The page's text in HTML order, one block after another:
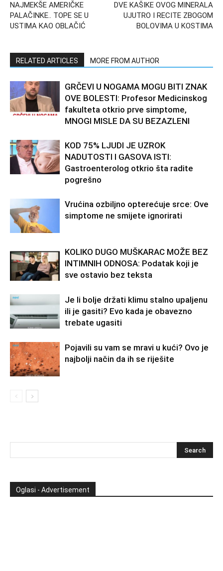
NAJMEKŠE AMERIČKE
PALAČINKE.. TOPE SE U
USTIMA KAO OBLAČIĆ
DVE KAŠIKE OVOG MINERALA
UJUTRO I RECITE ZBOGOM
BOLOVIMA U KOSTIMA
RELATED ARTICLES MORE FROM AUTHOR
GRČEVI U NOGAMA MOGU BITI ZNAK
OVE BOLESTI: Profesor Medicinskog
fakulteta otkrio prve simptome,
MNOGI MISLE DA SU BEZAZLENI
KOD 75% LJUDI JE UZROK
NADUTOSTI I GASOVA ISTI:
Gastroenterolog otkrio šta radite
pogrešno
Vrućina ozbiljno opterećuje srce: Ove
simptome ne smijete ignorirati
KOLIKO DUGO MUŠKARAC MOŽE BEZ
INTIMNIH ODNOSA: Podatak koji je
sve ostavio bez teksta
Je li bolje držati klimu stalno upaljenu
ili je gasiti? Evo kada je obavezno
trebate ugasiti
Pojavili su vam se mravi u kući? Ovo je
najbolji način da ih se riješite
Oglasi - Advertisement